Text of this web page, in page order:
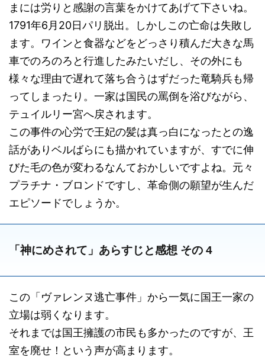
まには労りと感謝の言葉をかけてあげて下さいね。
1791年6月20日パリ脱出。しかしこの亡命は失敗し
ます。ワインと食器などをどっさり積んだ大きな馬
車でのろのろと行進したみたいだし、その外にも
様々な理由で遅れて落ち合うはずだった竜騎兵も帰
ってしまったり。一家は国民の罵倒を浴びながら、
テュイルリー宮へ戻されます。
この事件の心労で王妃の髪は真っ白になったとの逸
話がありベルばらにも描かれていますが、すでに伸
びた毛の色が変わるなんておかしいですよね。元々
プラチナ・ブロンドですし、革命側の願望が生んだ
エピソードでしょうか。
「神にめされて」あらすじと感想 その 4
この「ヴァレンヌ逃亡事件」から一気に国王一家の
立場は弱くなります。
それまでは国王擁護の市民も多かったのですが、王
室を廃せ！という声が高まります。